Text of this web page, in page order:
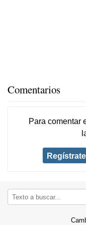
Comentarios
Para comentar